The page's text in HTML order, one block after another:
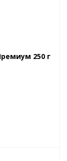
250 г